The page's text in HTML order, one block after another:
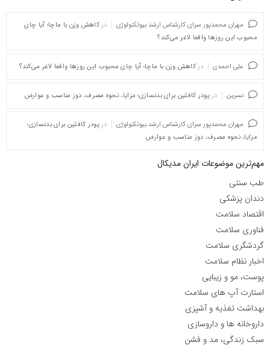
مهران محمدپور سرای کارشناس ارشد بیوتکنولوژی در کاهش وزن با ماچا؛ آیا چای
محبوب این روزها واقعا لاغر می‌کند؟
علی احمدی در کاهش وزن با ماچا؛ آیا چای محبوب این روزها واقعا لاغر می‌کند؟
نسرین در پودر کافئین برای بدنسازی؛ مزایا، نحوه مصرف، دوز مناسب و عوارض
مهران محمدپور سرای کارشناس ارشد بیوتکنولوژی در پودر کافئین برای بدنسازی؛
مزایا، نحوه مصرف، دوز مناسب و عوارض
مهم‌ترین موضوعات ایران مدیکال
طب سنتی
دندان پزشکی
اقتصاد سلامت
فناوری سلامت
گردشگری سلامت
اخبار نظام سلامت
پوست، مو و زیبایی
استارت آپ های سلامت
بهداشت تغذیه و آشپزی
داروخانه ها و داروسازی
سبک زندگی، مد و فشن